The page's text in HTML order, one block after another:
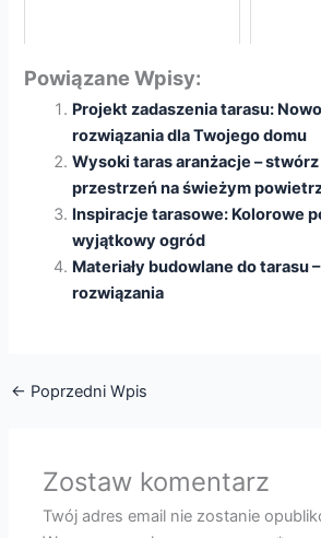
Powiązane Wpisy:
Projekt zadaszenia tarasu:
rozwiązania dla Twojego domu
Wysoki taras aranżacje –
przestrzeń na świeżym
Inspiracje tarasowe: Kolorowe
wyjątkowy ogród
Materiały budowlane do tarasu
rozwiązania
← Poprzedni Wpis
Zostaw komentarz
Twój adres email nie zostanie